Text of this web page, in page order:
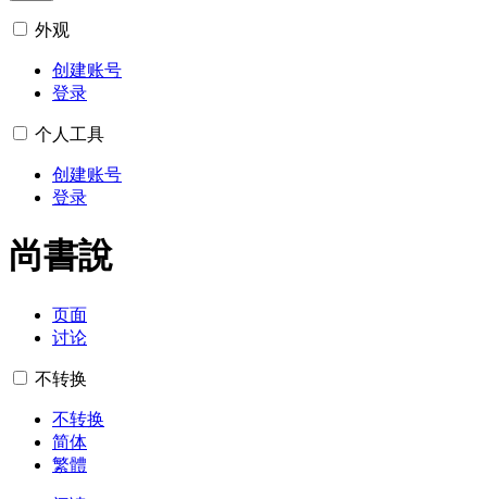
外观
创建账号
登录
个人工具
创建账号
登录
尚書說
页面
讨论
不转换
不转换
简体
繁體